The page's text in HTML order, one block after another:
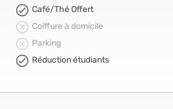
Café/Thé Offert
Coiffure à domicile
Parking
Réduction étudiants